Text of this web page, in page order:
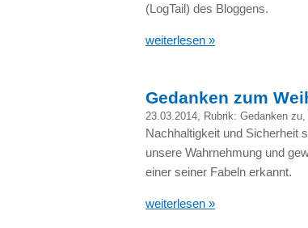
(LogTail) des Bloggens.
weiterlesen »
Gedanken zum
23.03.2014 , Rubrik: Gedanken zu
Nachhaltigkeit und Sicherheit
unsere Wahrnehmung und
einer seiner Fabeln erkannt.
weiterlesen »